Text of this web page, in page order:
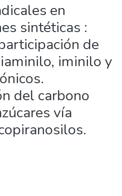
en
sintéticas :
de
iminilo y
del carbono
vía